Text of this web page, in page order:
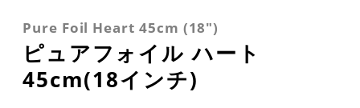
Pure Foil Heart 45cm (18")
ピュアフォイル ハート
45cm(18インチ)